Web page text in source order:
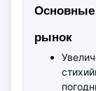
рынок